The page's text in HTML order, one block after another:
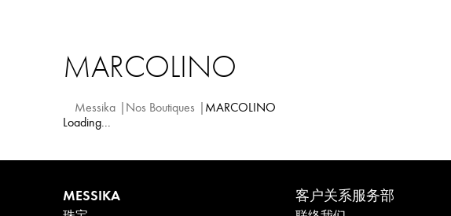
MARCOLINO
Messika Nos Boutiques
MARCOLINO
Loading...
MESSIKA 客户关系服务部